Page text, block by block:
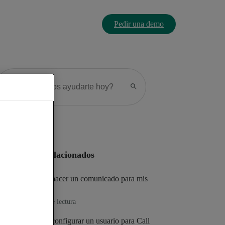
Pedir una demo
Artículos relacionados
Cómo hacer un comunicado para mis
min de lectura
Cómo configurar un usuario para Call